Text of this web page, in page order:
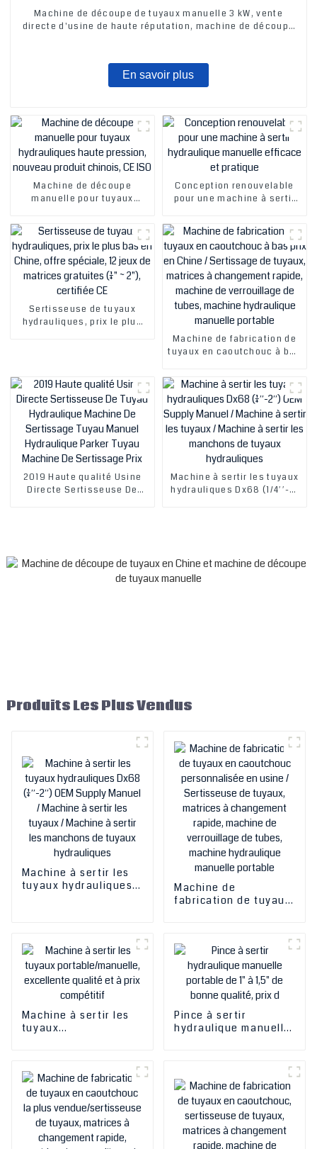
Machine de découpe de tuyaux manuelle 3 kW, vente
directe d'usine de haute réputation, machine de découpe
En savoir plus
Machine de découpe
manuelle pour tuyaux
pression, nouveau produit
chinois, CE ISO
Conception renouvelable
pour une machine à sertir
efficace et pratique
Sertisseuse de tuyaux
hydrauliques, prix le plus
Machine de fabrication de
tuyaux en caoutchouc à bas
de tuyaux, matrices à
changement rapide,
machine de verrouillage de
tubes, machine hydraulique
manuelle portable
2019 Haute qualité Usine
Directe Sertisseuse De
Machine à sertir les tuyaux
hydrauliques Dx68 (1/4′′-2′
Produits Les Plus Vendus
Machine à sertir les
tuyaux hydrauliques
sertir les manchons
de tuyaux
hydrauliques
Machine de
fabrication de tuyaux
de tuyaux, matrices à
changement rapide,
machine de
verrouillage de tubes,
machine hydraulique
manuelle portable
Machine à sertir les
tuyaux
Pince à sertir
hydraulique manuelle
tuyaux d'huile de
frein, machine à sertir
hydraulique